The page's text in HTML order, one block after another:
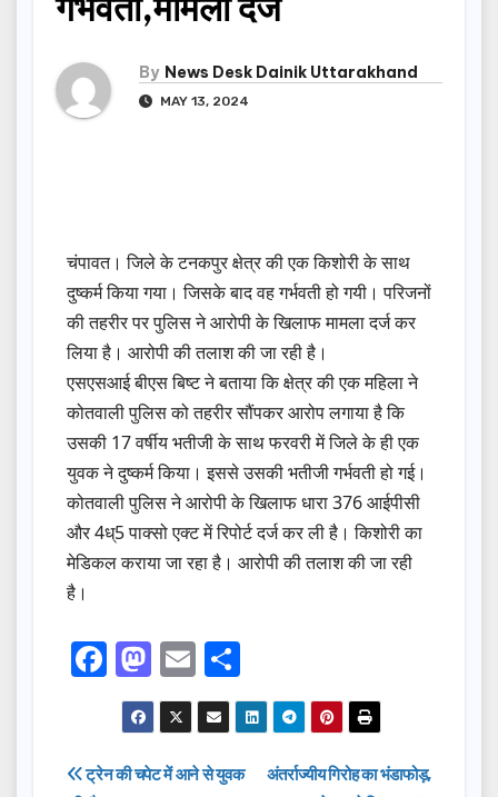
By News Desk Dainik Uttarakhand
MAY 13, 2024
चंपावत। जिले के टनकपुर क्षेत्र की एक किशोरी के साथ
दुष्कर्म किया गया। जिसके बाद वह गर्भवती हो गयी। परिजनों
की तहरीर पर पुलिस ने आरोपी के खिलाफ मामला दर्ज कर
लिया है। आरोपी की तलाश की जा रही है।
एसएसआई बीएस बिष्ट ने बताया कि क्षेत्र की एक महिला ने
कोतवाली पुलिस को तहरीर सौंपकर आरोप लगाया है कि
उसकी 17 वर्षीय भतीजी के साथ फरवरी में जिले के ही एक
युवक ने दुष्कर्म किया। इससे उसकी भतीजी गर्भवती हो गई।
कोतवाली पुलिस ने आरोपी के खिलाफ धारा 376 आईपीसी
और 4ध्5 पाक्सो एक्ट में रिपोर्ट दर्ज कर ली है। किशोरी का
मेडिकल कराया जा रहा है। आरोपी की तलाश की जा रही
है।
F
a
c
e
M
a
st
o
E
m
ail
h
ar
e
Post
अंतर्राज्यीय गिरोह का भंडाफोड़,
ट्रेन की चपेट में आने से युवक